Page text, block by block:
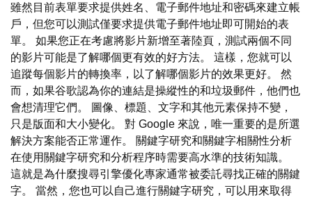
雖然目前表單要求提供姓名、電子郵件地址和密碼來建立帳
戶，但您可以測試僅要求提供電子郵件地址即可開始的表
單。 如果您正在考慮將影片新增至著陸頁，測試兩個不同
的影片可能是了解哪個更有效的好方法。 這樣，您就可以
追蹤每個影片的轉換率，以了解哪個影片的效果更好。 然
而，如果谷歌認為你的連結是操縱性的和垃圾郵件，他們也
會想清理它們。 圖像、標題、文字和其他元素保持不變，
只是版面和大小變化。 對 Google 來說，唯一重要的是所選
解決方案能否正常運作。 關鍵字研究和關鍵字相關性分析
在使用關鍵字研究和分析程序時需要高水準的技術知識。
這就是為什麼搜尋引擎優化專家通常被委託尋找正確的關鍵
字。 當然，您也可以自己進行關鍵字研究，可以用來取得